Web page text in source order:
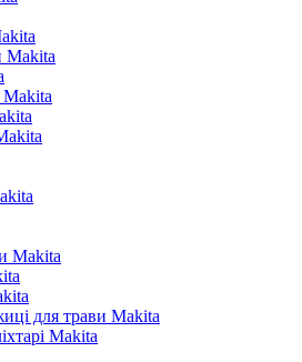
Makita
Makita
Makita
для трави Makita
Makita